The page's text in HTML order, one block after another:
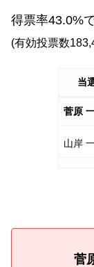
得票率43.0%
(有効投票数
当
菅原
山岸
菅